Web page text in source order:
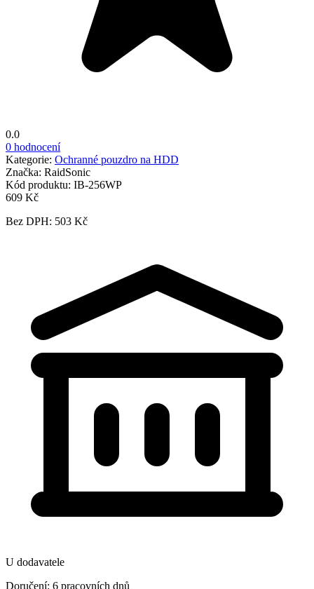
0.0
0 hodnocení
Kategorie: Ochranné pouzdro na HDD
Značka: RaidSonic
Kód produktu: IB-256WP
609 Kč
Bez DPH: 503 Kč
U dodavatele
Doručení: 6 pracovních dnů